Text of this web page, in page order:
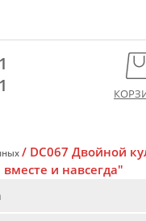
/ DC067 Двойной
и навсегда"